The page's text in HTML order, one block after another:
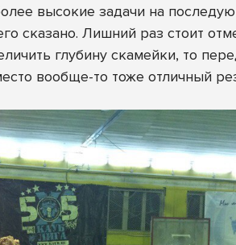
высокие задачи на
сказано. Лишний раз стоит
глубину скамейки, то
вообще-то тоже отличный